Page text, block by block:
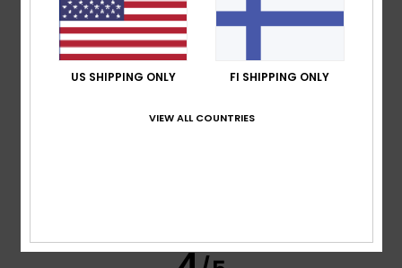
4
US SHIPPING ONLY FI SHIPPING ONLY
VIEW ALL COUNTRIES